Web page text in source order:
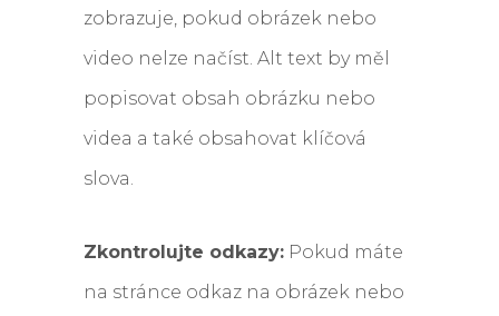
zobrazuje, pokud obrázek nebo
video nelze načíst. Alt text by měl
popisovat obsah obrázku nebo
videa a také obsahovat klíčová
slova.
Zkontrolujte odkazy:Pokud máte
na stránce odkaz na obrázek nebo